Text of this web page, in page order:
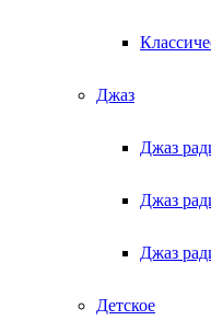
Джаз
Джаз
Джаз
Джаз
Детское